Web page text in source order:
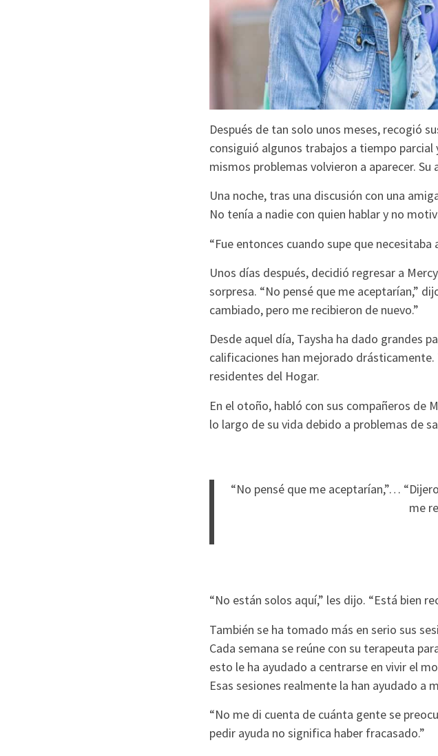
Después de tan solo unos meses, recogió
consiguió algunos trabajos a tiempo
mismos problemas volvieron a aparecer.
Una noche, tras una discusión con una
No tenía a nadie con quien hablar y no
“Fue entonces cuando supe que necesitaba
Unos días después, decidió regresar a
sorpresa. “No pensé que me aceptarían,”
cambiado, pero me recibieron de nuevo.”
Desde aquel día, Taysha ha dado grandes
calificaciones han mejorado
residentes del Hogar.
En el otoño, habló con sus compañeros de
lo largo de su vida debido a problemas de
“No pensé que me aceptarían,”…
me
“No están solos aquí,” les dijo. “Está bien
También se ha tomado más en serio sus
Cada semana se reúne con su terapeuta
esto le ha ayudado a centrarse en vivir el
Esas sesiones realmente la han ayudado a
“No me di cuenta de cuánta gente se
pedir ayuda no significa haber fracasado.”